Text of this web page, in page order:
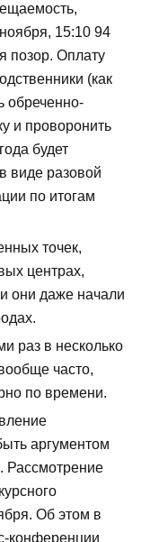
15:10 94
позор. Оплату
(как
обреченно-
и проворонить
будет
виде разовой
по итогам
точек,
центрах,
они даже начали
раз в несколько
часто,
по времени.
аргументом
Рассмотрение
Об этом в
конференции